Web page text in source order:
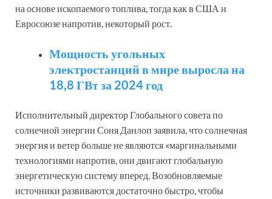
на основе ископаемого топлива, тогда как в США и
Евросоюзе напротив, некоторый рост.
Мощность угольных
электростанций в мире выросла на
18,8 ГВт за 2024 год
Исполнительный директор Глобального совета по
солнечной энергии Соня Данлоп заявила, что солнечная
энергия и ветер больше не являются «маргинальными
технологиями напротив, они двигают глобальную
энергетическую систему вперед. Возобновляемые
источники развиваются достаточно быстро, чтобы